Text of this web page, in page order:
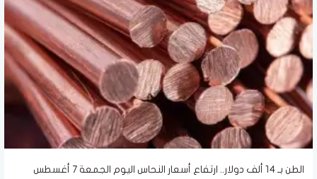
الطن بـ 14 ألف دولار.. ارتفاع أسعار النحاس اليوم الجمعة 7 أغسطس